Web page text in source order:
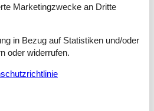
Hänge in den
Tal und Fischen zahlreiche
bietet Urlauber mit Kindern die
drei Familien-Skigebieten gibt es
bei Flutlicht,
und gemütliche Berghütten.
Marketingzwecke an Dritte
in Bezug auf Statistiken und/oder
oder widerrufen.